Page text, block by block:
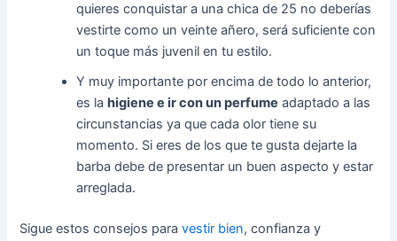
quieres conquistar a una chica de 25 no deberías
vestirte como un veinte añero, será suficiente con
un toque más juvenil en tu estilo.
Y muy importante por encima de todo lo anterior,
es la higiene e ir con un perfume adaptado a las
circunstancias ya que cada olor tiene su
momento. Si eres de los que te gusta dejarte la
barba debe de presentar un buen aspecto y estar
arreglada.
Sigue estos consejos paravestir bien, confianza y